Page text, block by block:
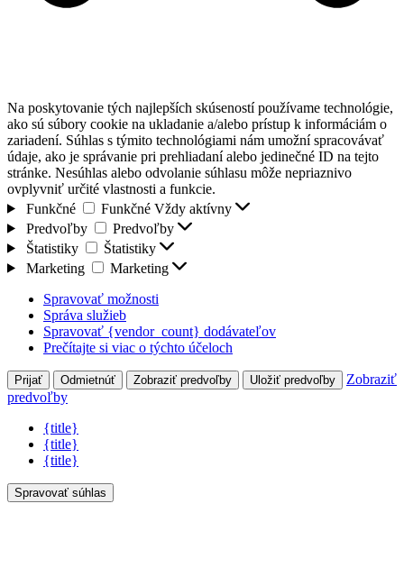
Na poskytovanie tých najlepších skúseností používame technológie,
ako sú súbory cookie na ukladanie a/alebo prístup k informáciám o
zariadení. Súhlas s týmito technológiami nám umožní spracovávať
údaje, ako je správanie pri prehliadaní alebo jedinečné ID na tejto
stránke. Nesúhlas alebo odvolanie súhlasu môže nepriaznivo
ovplyvniť určité vlastnosti a funkcie.
Funkčné
Funkčné Vždy aktívny
Predvoľby
Predvoľby
Štatistiky
Štatistiky
Marketing
Marketing
Spravovať možnosti
Správa služieb
Spravovať {vendor_count} dodávateľov
Prečítajte si viac o týchto účeloch
Prijať Odmietnúť Zobraziť predvoľby Uložiť predvoľby
Zobraziť
predvoľby
{title}
{title}
{title}
Spravovať súhlas